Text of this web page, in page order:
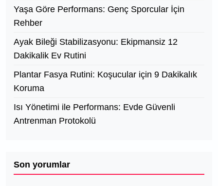
Yaşa Göre Performans: Genç Sporcular İçin
Rehber
Ayak Bileği Stabilizasyonu: Ekipmansiz 12
Dakikalik Ev Rutini
Plantar Fasya Rutini: Koşucular için 9 Dakikalık
Koruma
Isı Yönetimi ile Performans: Evde Güvenli
Antrenman Protokolü
Son yorumlar